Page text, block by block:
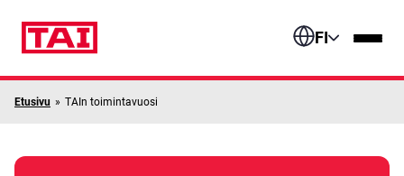
FI
Etusivu » TAIn toimintavuosi